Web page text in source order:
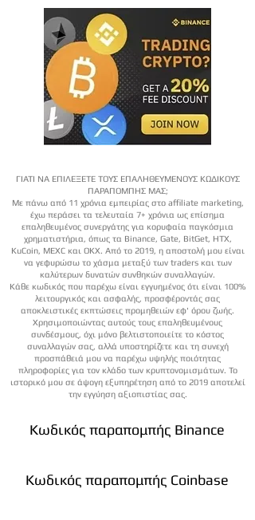
ΓΙΑΤΙ ΝΑ ΕΠΙΛΕΞΕΤΕ ΤΟΥΣ ΕΠΑΛΗΘΕΥΜΕΝΟΥΣ ΚΩΔΙΚΟΥΣ
ΠΑΡΑΠΟΜΠΗΣ ΜΑΣ;
Με πάνω από 11 χρόνια εμπειρίας στο affiliate marketing,
έχω περάσει τα τελευταία 7+ χρόνια ως επίσημα
επαληθευμένος συνεργάτης για κορυφαία παγκόσμια
χρηματιστήρια, όπως τα Binance, Gate, BitGet, HTX,
KuCoin, MEXC και OKX. Από το 2019, η αποστολή μου είναι
να γεφυρώσω το χάσμα μεταξύ των traders και των
καλύτερων δυνατών συνθηκών συναλλαγών.
Κάθε κωδικός που παρέχω είναι εγγυημένος ότι είναι 100%
λειτουργικός και ασφαλής, προσφέροντάς σας
αποκλειστικές εκπτώσεις προμηθειών εφ' όρου ζωής.
Χρησιμοποιώντας αυτούς τους επαληθευμένους
συνδέσμους, όχι μόνο βελτιστοποιείτε το κόστος
συναλλαγών σας, αλλά υποστηρίζετε και τη συνεχή
προσπάθειά μου να παρέχω υψηλής ποιότητας
πληροφορίες για τον κλάδο των κρυπτονομισμάτων. Το
ιστορικό μου σε άψογη εξυπηρέτηση από το 2019 αποτελεί
την εγγύηση αξιοπιστίας σας.
Κωδικός παραπομπής Binance
Κωδικός παραπομπής Coinbase